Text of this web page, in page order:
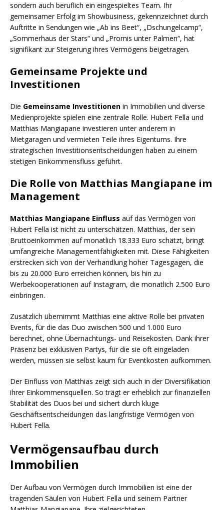
sondern auch beruflich ein eingespieltes Team. Ihr
gemeinsamer Erfolg im Showbusiness, gekennzeichnet durch
Auftritte in Sendungen wie „Ab ins Beet“, „Dschungelcamp“,
„Sommerhaus der Stars“ und „Promis unter Palmen“, hat
signifikant zur Steigerung ihres Vermögens beigetragen.
Gemeinsame Projekte und
Investitionen
Die Gemeinsame Investitionen in Immobilien und diverse
Medienprojekte spielen eine zentrale Rolle. Hubert Fella und
Matthias Mangiapane investieren unter anderem in
Mietgaragen und vermieten Teile ihres Eigentums. Ihre
strategischen Investitionsentscheidungen haben zu einem
stetigen Einkommensfluss geführt.
Die Rolle von Matthias Mangiapane im
Management
Matthias Mangiapane Einfluss auf das Vermögen von
Hubert Fella ist nicht zu unterschätzen. Matthias, der sein
Bruttoeinkommen auf monatlich 18.333 Euro schätzt, bringt
umfangreiche Managementfähigkeiten mit. Diese Fähigkeiten
erstrecken sich von der Verhandlung hoher Tagesgagen, die
bis zu 20.000 Euro erreichen können, bis hin zu
Werbekooperationen auf Instagram, die monatlich 2.500 Euro
einbringen.
Zusätzlich übernimmt Matthias eine aktive Rolle bei privaten
Events, für die das Duo zwischen 500 und 1.000 Euro
berechnet, ohne Übernachtungs- und Reisekosten. Dank ihrer
Präsenz bei exklusiven Partys, für die sie oft eingeladen
werden, müssen sie selbst kaum für Eventkosten aufkommen.
Der Einfluss von Matthias zeigt sich auch in der Diversifikation
ihrer Einkommensquellen. So trägt er erheblich zur finanziellen
Stabilität des Duos bei und sichert durch kluge
Geschäftsentscheidungen das langfristige Vermögen von
Hubert Fella.
Vermögensaufbau durch
Immobilien
Der Aufbau von Vermögen durch Immobilien ist eine der
tragenden Säulen von Hubert Fella und seinem Partner